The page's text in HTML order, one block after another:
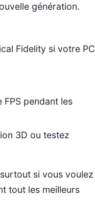
génération.
Fidelity si votre PC
pendant les
3D ou testez
si vous voulez
tout les meilleurs